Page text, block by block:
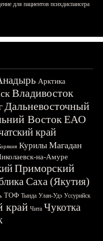
для пациентов психдиспансера
Арктика
Владивосток
Дальневосточный
ВостокЕАО
край
Курилы Магадан
на-Амуре
Приморский
Саха (Якутия)
ТОФ Тында Улан-Удэ Уссурийск
край Чита Чукотка